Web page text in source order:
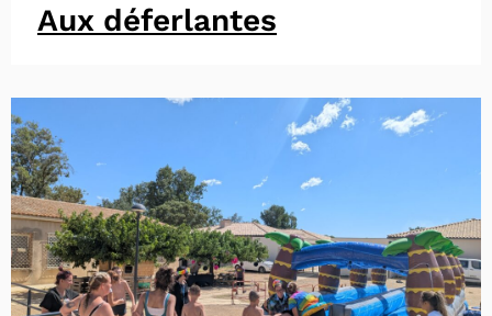
Aux déferlantes